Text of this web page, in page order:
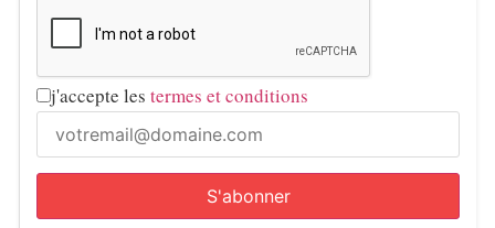
j'accepte les termes et conditions